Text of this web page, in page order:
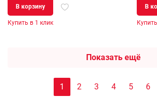
В корзину
Купить в 1 клик
В
Показать ещё
1 2 3 4 5 6